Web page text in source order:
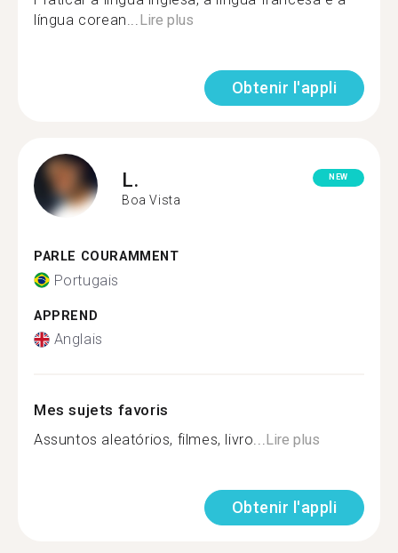
língua corean...Lire plus
Obtenir l'appli
L.
Boa Vista
NEW
PARLE COURAMMENT
Portugais
APPREND
Anglais
Mes sujets favoris
Assuntos aleatórios, filmes, livro...Lire plus
Obtenir l'appli